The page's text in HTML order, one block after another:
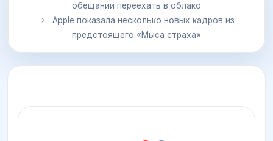
обещании переехать в облако
Apple показала несколько новых кадров из
предстоящего «Мыса страха»